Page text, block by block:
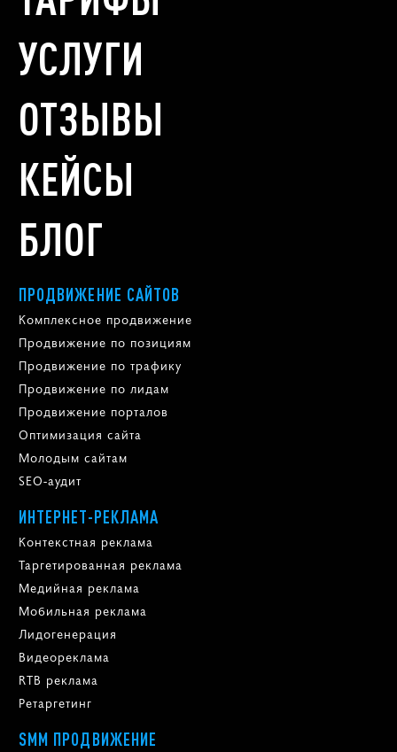
УСЛУГИ
ОТЗЫВЫ
КЕЙСЫ
БЛОГ
ПРОДВИЖЕНИЕ САЙТОВ
Комплексное продвижение
Продвижение по позициям
Продвижение по трафику
Продвижение по лидам
Продвижение порталов
Оптимизация сайта
Молодым сайтам
SEO-аудит
ИНТЕРНЕТ-РЕКЛАМА
Контекстная реклама
Таргетированная реклама
Медийная реклама
Мобильная реклама
Лидогенерация
Видеореклама
RTB реклама
Ретаргетинг
SMM ПРОДВИЖЕНИЕ